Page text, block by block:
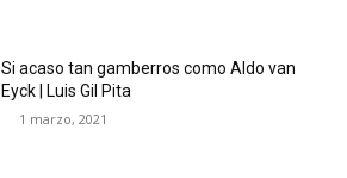
Si acaso tan gamberros como Aldo van
Eyck | Luis Gil Pita
1 marzo, 2021